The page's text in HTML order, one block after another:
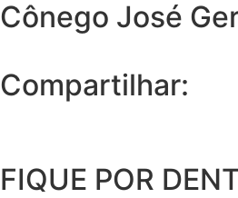
Cônego José
Compartilhar:
FIQUE POR